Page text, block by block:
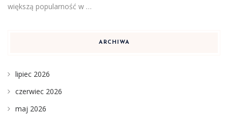
większą popularność w …
ARCHIWA
lipiec 2026
czerwiec 2026
maj 2026